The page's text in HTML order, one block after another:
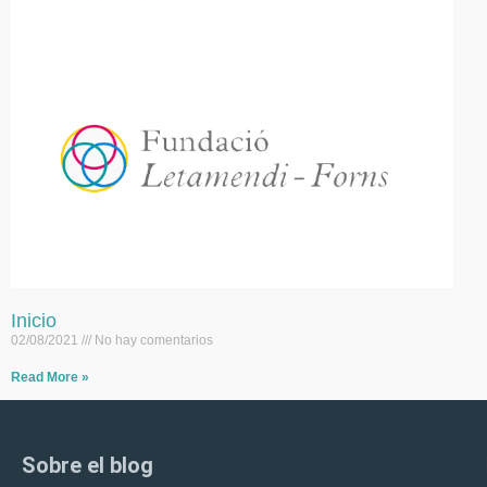
Inicio
02/08/2021 No hay comentarios
Read More »
Sobre el blog